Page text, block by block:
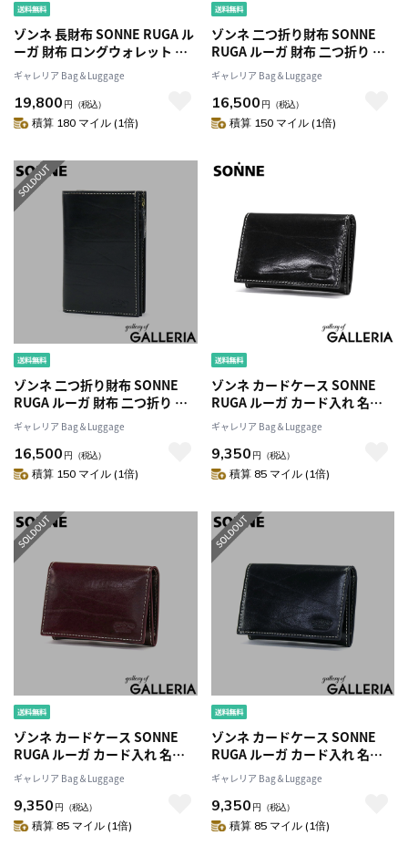
ゾンネ 長財布 SONNE RUGA ル
ーガ 財布 ロングウォレット 本
革 革 ラウンドファスナー ファ
スナー 大容量 カード入れ 多い
小銭入れ 仕切り シンプル メン
ズ レディース SORU001
ギャレリア Bag＆Luggage
19,800 円 （税込）
積算 180 マイル (1倍)
ゾンネ 二つ折り財布 SONNE
RUGA ルーガ 財布 二つ折り 折
り財布 ミドルウォレット 本革
革 軽量 L字ファスナー 小銭入れ
あり 仕切り カード入れ 多い メ
ンズ レディース SORU004
ギャレリア Bag＆Luggage
16,500 円 （税込）
積算 150 マイル (1倍)
ゾンネ 二つ折り財布 SONNE
RUGA ルーガ 財布 二つ折り 折
り財布 ミドルウォレット 本革
革 軽量 L字ファスナー 小銭入れ
あり 仕切り カード入れ 多い メ
ンズ レディース SORU004
ギャレリア Bag＆Luggage
16,500 円 （税込）
積算 150 マイル (1倍)
ゾンネ カードケース SONNE
RUGA ルーガ カード入れ 名刺
入れ 本革 革 コンパクト 薄型 ス
リム 軽量 かぶせ 黒 シンプル メ
ンズ レディース SORU005
ギャレリア Bag＆Luggage
9,350 円 （税込）
積算 85 マイル (1倍)
ゾンネ カードケース SONNE
RUGA ルーガ カード入れ 名刺
入れ 本革 革 コンパクト 薄型 ス
リム 軽量 かぶせ 黒 シンプル メ
ンズ レディース SORU005
ギャレリア Bag＆Luggage
9,350 円 （税込）
積算 85 マイル (1倍)
ゾンネ カードケース SONNE
RUGA ルーガ カード入れ 名刺
入れ 本革 革 コンパクト 薄型 ス
リム 軽量 かぶせ 黒 シンプル メ
ンズ レディース SORU005
ギャレリア Bag＆Luggage
9,350 円 （税込）
積算 85 マイル (1倍)